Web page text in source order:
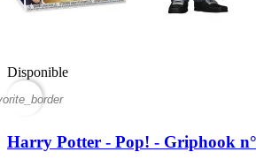
Disponible
Harry Potter - Pop! - Griphook